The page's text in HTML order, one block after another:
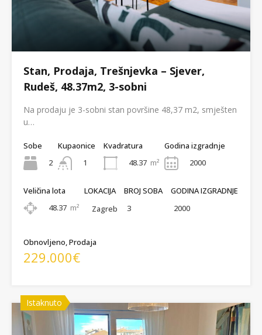
Stan, Prodaja, Trešnjevka – Sjever,
Rudeš, 48.37m2, 3-sobni
Na prodaju je 3-sobni stan površine 48,37 m2, smješten
u…
Sobe
2
Kupaonice
1
Kvadratura
48.37 m²
Godina izgradnje
2000
Veličina lota
48.37 m²
LOKACIJA
Zagreb
BROJ SOBA
3
GODINA IZGRADNJE
2000
Obnovljeno, Prodaja
229.000€
Istaknuto